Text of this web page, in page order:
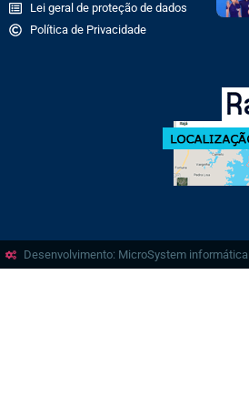
Lei geral de proteção de dados
Política de Privacidade
Desenvolvimento: MicroSystem informática